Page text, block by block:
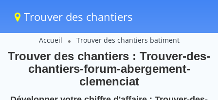
Trouver des chantiers
Accueil Trouver des chantiers batiment
Trouver des chantiers : Trouver-des-
chantiers-forum-abergement-
clemenciat